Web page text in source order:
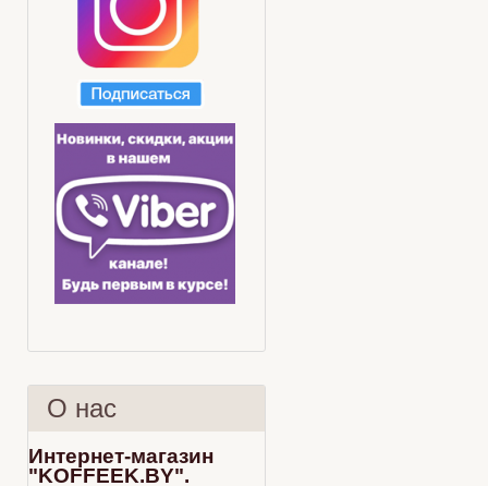
О нас
Интернет-магазин
"KOFFEEK.BY".